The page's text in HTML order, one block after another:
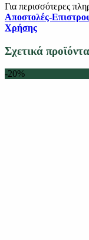
Για περισσότερες
Αποστολές-
Χρήσης
Σχετικά προϊόντα
-20%